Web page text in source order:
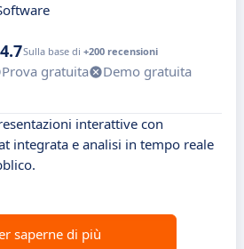
4.7Sulla base di +200 recensioni
Prova gratuita
Demo gratuita
interattive con
integrata e analisi in tempo reale
saperne di più